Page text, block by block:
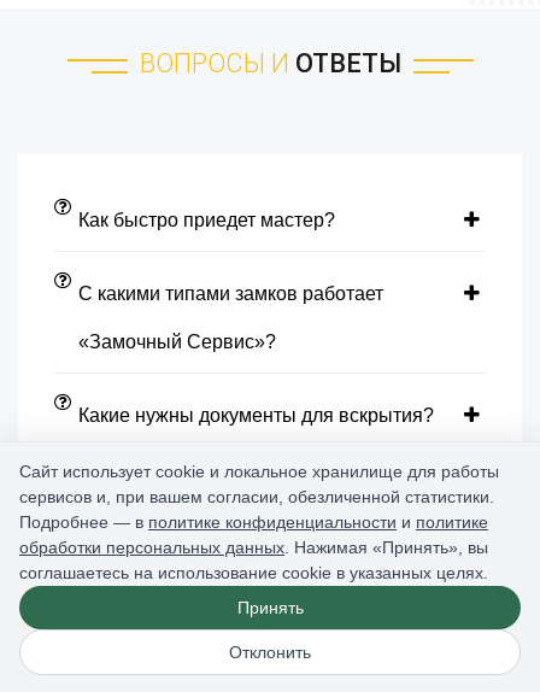
ВОПРОСЫ И ОТВЕТЫ
Как быстро приедет мастер?
С какими типами замков работает
«Замочный Сервис»?
Какие нужны документы для вскрытия?
Будут ли повреждения на двери?
Есть ли у мастера замки и цилиндры в
Сайт использует cookie и локальное хранилище для работы
сервисов и, при вашем согласии, обезличенной статистики.
Подробнее — в политике конфиденциальности и политике
обработки персональных данных . Нажимая «Принять», вы
соглашаетесь на использование cookie в указанных целях.
Принять
Отклонить